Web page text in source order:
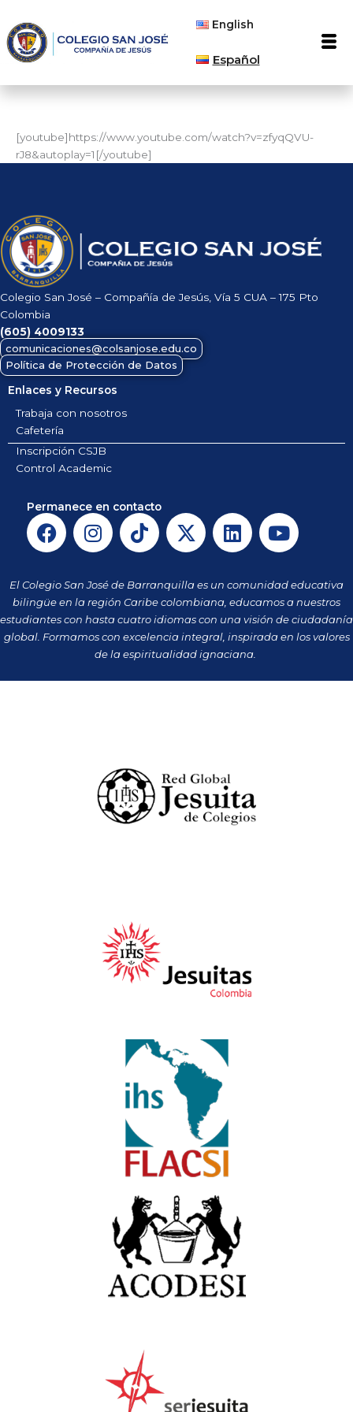
contenido
English
Español
[youtube]https://www.youtube.com/watch?v=zfyqQVU-
rJ8&autoplay=1[/youtube]
Colegio San José – Compañía de Jesús, Vía 5 CUA – 175 Pto
Colombia
(605) 4009133
comunicaciones@colsanjose.edu.co
Política de Protección de Datos
Enlaces y Recursos
Trabaja con nosotros
Cafetería
Inscripción CSJB
Control Academic
Permanece en contacto
F
a
e
b
o
o
I
n
t
a
g
r
a
m
T
i
t
o
k
X
-
w
i
t
t
e
r
L
i
k
e
d
i
n
Y
o
t
u
b
e
El Colegio San José de Barranquilla es un comunidad educativa
bilingüe en la región Caribe colombiana, educamos a nuestros
estudiantes con hasta cuatro idiomas con una visión de ciudadanía
global. Formamos con excelencia integral, inspirada en los valores
de la espiritualidad ignaciana.